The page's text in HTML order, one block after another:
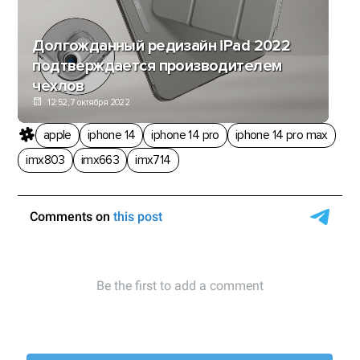
Долгожданный редизайн iPad 2022
подтверждается производителем
чехлов
12:52, 7 октября 2022
apple iphone 14 iphone 14 pro
iphone 14 pro max
imx803
imx663 imx714